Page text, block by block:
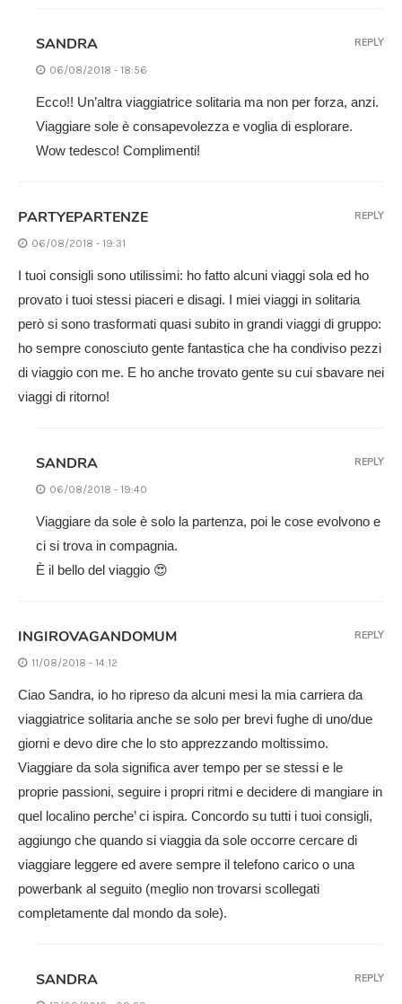
SANDRA
06/08/2018 - 18:56
Ecco!! Un’altra viaggiatrice solitaria ma non per forza, anzi.
Viaggiare sole è consapevolezza e voglia di esplorare.
Wow tedesco! Complimenti!
REPLY
PARTYEPARTENZE
06/08/2018 - 19:31
I tuoi consigli sono utilissimi: ho fatto alcuni viaggi sola ed ho
provato i tuoi stessi piaceri e disagi. I miei viaggi in solitaria
però si sono trasformati quasi subito in grandi viaggi di gruppo:
ho sempre conosciuto gente fantastica che ha condiviso pezzi
di viaggio con me. E ho anche trovato gente su cui sbavare nei
viaggi di ritorno!
REPLY
SANDRA
06/08/2018 - 19:40
Viaggiare da sole è solo la partenza, poi le cose evolvono e
ci si trova in compagnia.
È il bello del viaggio 😍
REPLY
INGIROVAGANDOMUM
11/08/2018 - 14:12
Ciao Sandra, io ho ripreso da alcuni mesi la mia carriera da
viaggiatrice solitaria anche se solo per brevi fughe di uno/due
giorni e devo dire che lo sto apprezzando moltissimo.
Viaggiare da sola significa aver tempo per se stessi e le
proprie passioni, seguire i propri ritmi e decidere di mangiare in
quel localino perche’ ci ispira. Concordo su tutti i tuoi consigli,
aggiungo che quando si viaggia da sole occorre cercare di
viaggiare leggere ed avere sempre il telefono carico o una
powerbank al seguito (meglio non trovarsi scollegati
completamente dal mondo da sole).
REPLY
SANDRA REPLY